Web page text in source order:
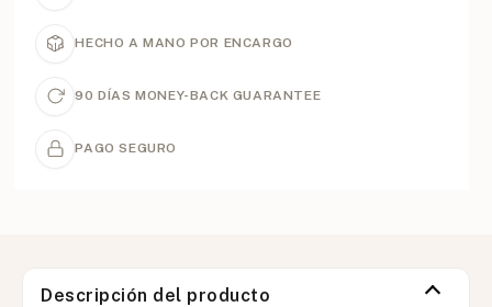
HECHO A MANO POR ENCARGO
90 DÍAS MONEY-BACK GUARANTEE
PAGO SEGURO
Descripción del producto